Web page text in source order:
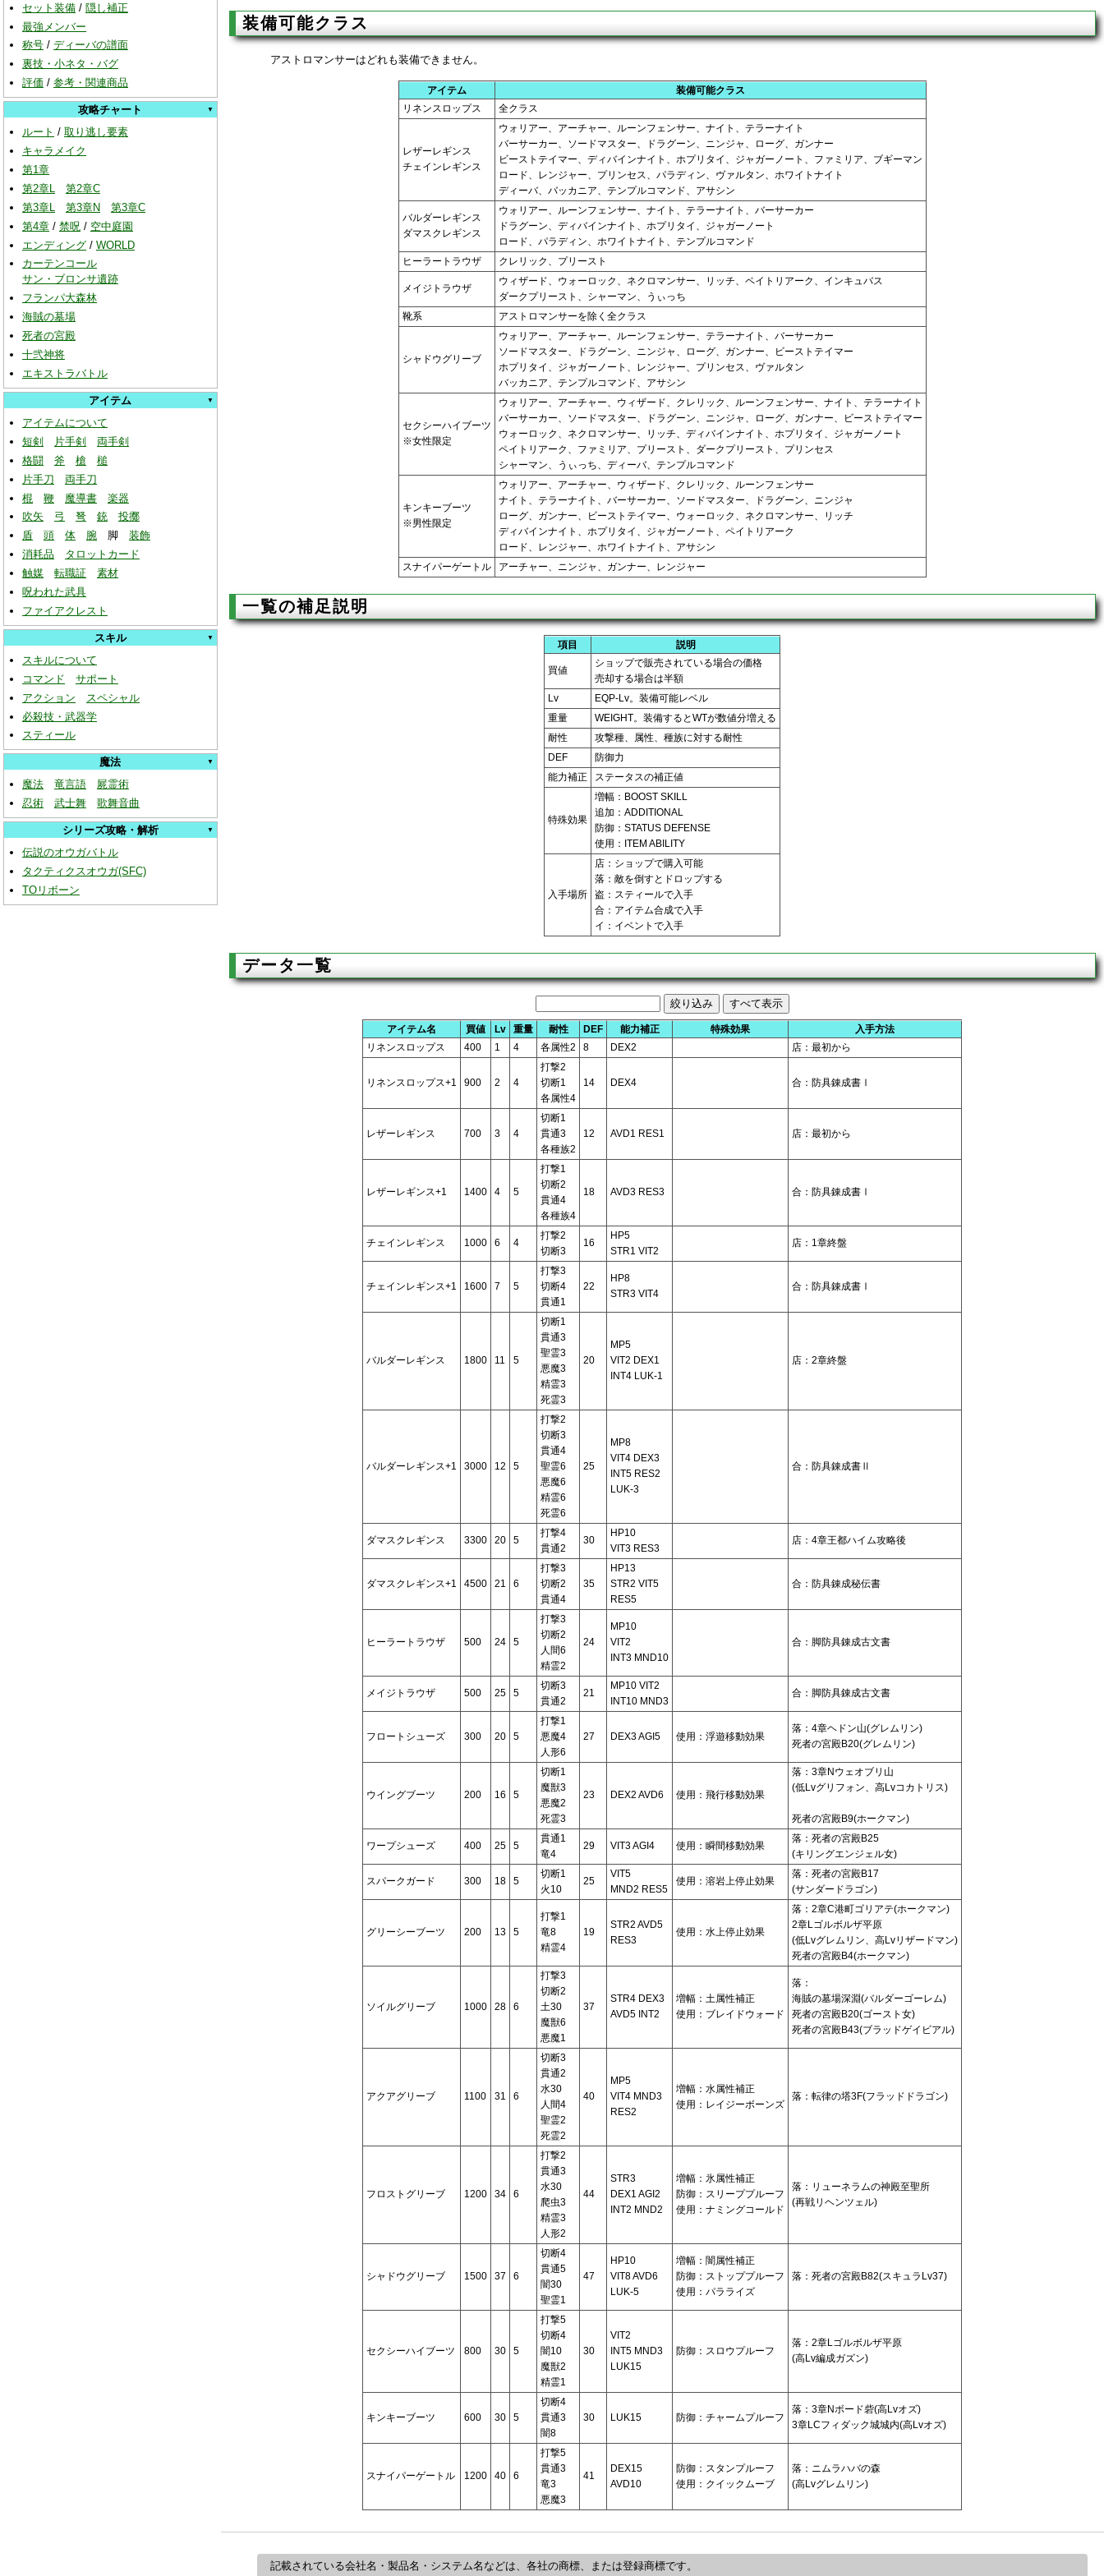
セット装備 / 隠し補正
最強メンバー
称号 / ディーバの譜面
裏技・小ネタ・バグ
評価 / 参考・関連商品
攻略チャート
ルート / 取り逃し要素
キャラメイク
第1章
第2章L
第2章C
第3章L
第3章N
第3章C
第4章 / 禁呪 / 空中庭園
エンディング / WORLD
カーテンコール
サン・ブロンサ遺跡
フランパ大森林
海賊の墓場
死者の宮殿
十弐神将
エキストラバトル
アイテム
アイテムについて
短剣
片手剣
両手剣
格闘
斧 槍
槌
片手刀
両手刀
棍
鞭 魔導書
楽器
吹矢
弓 弩 銃
投擲
盾
頭 体 腕 脚
装飾
消耗品
タロットカード
触媒
転職証
素材
呪われた武具
ファイアクレスト
スキル
スキルについて
コマンド
サポート
アクション
スペシャル
必殺技・武器学
スティール
魔法
魔法
竜言語
屍霊術
忍術
武士舞 歌舞音曲
シリーズ攻略・解析
伝説のオウガバトル
タクティクスオウガ(SFC)
TOリボーン
装備可能クラス
アストロマンサーはどれも装備できません。
アイテム
装備可能クラス
リネンスロップス
全クラス
レザーレギンス
チェインレギンス
ウォリアー、アーチャー、ルーンフェンサー、ナイト、テラーナイト
バーサーカー、ソードマスター、ドラグーン、ニンジャ、ローグ、ガンナー
ビーストテイマー、ディバインナイト、ホプリタイ、ジャガーノート、ファミリア、ブギーマン
ロード、レンジャー、プリンセス、パラディン、ヴァルタン、ホワイトナイト
ディーバ、バッカニア、テンプルコマンド、アサシン
バルダーレギンス
ダマスクレギンス
ウォリアー、ルーンフェンサー、ナイト、テラーナイト、バーサーカー
ドラグーン、ディバインナイト、ホプリタイ、ジャガーノート
ロード、パラディン、ホワイトナイト、テンプルコマンド
ヒーラートラウザ
クレリック、プリースト
メイジトラウザ
ウィザード、ウォーロック、ネクロマンサー、リッチ、ペイトリアーク、インキュバス
ダークプリースト、シャーマン、うぃっち
靴系
アストロマンサーを除く全クラス
シャドウグリーブ
ウォリアー、アーチャー、ルーンフェンサー、テラーナイト、バーサーカー
ソードマスター、ドラグーン、ニンジャ、ローグ、ガンナー、ビーストテイマー
ホプリタイ、ジャガーノート、レンジャー、プリンセス、ヴァルタン
バッカニア、テンプルコマンド、アサシン
セクシーハイブーツ
※女性限定
ウォリアー、アーチャー、ウィザード、クレリック、ルーンフェンサー、ナイト、テラーナイト
バーサーカー、ソードマスター、ドラグーン、ニンジャ、ローグ、ガンナー、ビーストテイマー
ウォーロック、ネクロマンサー、リッチ、ディバインナイト、ホプリタイ、ジャガーノート
ペイトリアーク、ファミリア、プリースト、ダークプリースト、プリンセス
シャーマン、うぃっち、ディーバ、テンプルコマンド
キンキーブーツ
※男性限定
ウォリアー、アーチャー、ウィザード、クレリック、ルーンフェンサー
ナイト、テラーナイト、バーサーカー、ソードマスター、ドラグーン、ニンジャ
ローグ、ガンナー、ビーストテイマー、ウォーロック、ネクロマンサー、リッチ
ディバインナイト、ホプリタイ、ジャガーノート、ペイトリアーク
ロード、レンジャー、ホワイトナイト、アサシン
スナイパーゲートル
アーチャー、ニンジャ、ガンナー、レンジャー
一覧の補足説明
項目 説明
買値
ショップで販売されている場合の価格
売却する場合は半額
Lv
EQP-Lv。装備可能レベル
重量
WEIGHT。装備するとWTが数値分増える
耐性
攻撃種、属性、種族に対する耐性
DEF
防御力
能力補正
ステータスの補正値
特殊効果
増幅：BOOST SKILL
追加：ADDITIONAL
防御：STATUS DEFENSE
使用：ITEM ABILITY
入手場所
店：ショップで購入可能
落：敵を倒すとドロップする
盗：スティールで入手
合：アイテム合成で入手
イ：イベントで入手
データ一覧
アイテム名 買値 Lv 重量 耐性 DEF 能力補正 特殊効果
入手方法
リネンスロップス
400 1 4 各属性2 8 DEX2 店：最初から
リネンスロップス+1 900 2 4
打撃2
切断1
各属性4
14 DEX4 合：防具錬成書Ⅰ
レザーレギンス 700 3 4
切断1
貫通3
各種族2
12 AVD1 RES1 店：最初から
レザーレギンス+1 1400 4 5
打撃1
切断2
貫通4
各種族4
18 AVD3 RES3 合：防具錬成書Ⅰ
チェインレギンス 1000 6 4
打撃2
切断3
16
HP5
STR1 VIT2
店：1章終盤
チェインレギンス+1 1600 7 5
打撃3
切断4
貫通1
22
HP8
STR3 VIT4
合：防具錬成書Ⅰ
バルダーレギンス 1800 11 5
切断1
貫通3
聖霊3
悪魔3
精霊3
死霊3
20
MP5
VIT2 DEX1
INT4 LUK-1
店：2章終盤
バルダーレギンス+1 3000 12 5
打撃2
切断3
貫通4
聖霊6
悪魔6
精霊6
死霊6
25
MP8
VIT4 DEX3
INT5 RES2
LUK-3
合：防具錬成書Ⅱ
ダマスクレギンス 3300 20 5
打撃4
貫通2
30
HP10
VIT3 RES3
店：4章王都ハイム攻略後
ダマスクレギンス+1 4500 21 6
打撃3
切断2
貫通4
35
HP13
STR2 VIT5
RES5
合：防具錬成秘伝書
ヒーラートラウザ 500 24 5
打撃3
切断2
人間6
精霊2
24
MP10
VIT2
INT3 MND10
合：脚防具錬成古文書
メイジトラウザ 500 25 5
切断3
貫通2
21
MP10 VIT2
INT10 MND3
合：脚防具錬成古文書
フロートシューズ 300 20 5
打撃1
悪魔4
人形6
27 DEX3 AGI5 使用：浮遊移動効果
落：4章ヘドン山(グレムリン)
死者の宮殿B20(グレムリン)
ウイングブーツ 200 16 5
切断1
魔獣3
悪魔2
死霊3
23 DEX2 AVD6 使用：飛行移動効果
落：3章Nウェオブリ山
(低Lvグリフォン、高Lvコカトリス)
死者の宮殿B9(ホークマン)
ワープシューズ 400 25 5
貫通1
竜4
29 VIT3 AGI4 使用：瞬間移動効果
落：死者の宮殿B25
(キリングエンジェル女)
スパークガード 300 18 5
切断1
火10
25
VIT5
MND2 RES5
使用：溶岩上停止効果
落：死者の宮殿B17
(サンダードラゴン)
グリーシーブーツ 200 13 5
打撃1
竜8
精霊4
19
STR2 AVD5
RES3
使用：水上停止効果
落：2章C港町ゴリアテ(ホークマン)
2章Lゴルボルザ平原
(低Lvグレムリン、高Lvリザードマン)
死者の宮殿B4(ホークマン)
ソイルグリーブ 1000 28 6
打撃3
切断2
土30
魔獣6
悪魔1
37
STR4 DEX3
AVD5 INT2
増幅：土属性補正
使用：ブレイドウォード
落：
海賊の墓場深淵(バルダーゴーレム)
死者の宮殿B20(ゴースト女)
死者の宮殿B43(ブラッドゲイビアル)
アクアグリーブ 1100 31 6
切断3
貫通2
水30
人間4
聖霊2
死霊2
40
MP5
VIT4 MND3
RES2
増幅：水属性補正
使用：レイジーボーンズ
落：転律の塔3F(フラッドドラゴン)
フロストグリーブ 1200 34 6
打撃2
貫通3
水30
爬虫3
精霊3
人形2
44
STR3
DEX1 AGI2
INT2 MND2
増幅：氷属性補正
防御：スリーププルーフ
使用：ナミングコールド
落：リューネラムの神殿至聖所
(再戦リヘンツェル)
シャドウグリーブ 1500 37 6
切断4
貫通5
闇30
聖霊1
47
HP10
VIT8 AVD6
LUK-5
増幅：闇属性補正
防御：ストッププルーフ
使用：パラライズ
落：死者の宮殿B82(スキュラLv37)
セクシーハイブーツ 800 30 5
打撃5
切断4
闇10
魔獣2
精霊1
30
VIT2
INT5 MND3
LUK15
防御：スロウプルーフ
落：2章Lゴルボルザ平原
(高Lv編成ガズン)
キンキーブーツ 600 30 5
切断4
貫通3
闇8
30 LUK15 防御：チャームプルーフ
落：3章Nボード砦(高Lvオズ)
3章LCフィダック城城内(高Lvオズ)
スナイパーゲートル 1200 40 6
打撃5
貫通3
竜3
悪魔3
41
DEX15
AVD10
防御：スタンプルーフ
使用：クイックムーブ
落：ニムラハバの森
(高Lvグレムリン)
記載されている会社名・製品名・システム名などは、各社の商標、または登録商標です。